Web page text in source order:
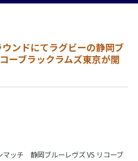
ンドにてラグビーの静岡ブ
ーブラックラムズ東京が開
マッチ 静岡ブルーレヴズ VS リコーブ